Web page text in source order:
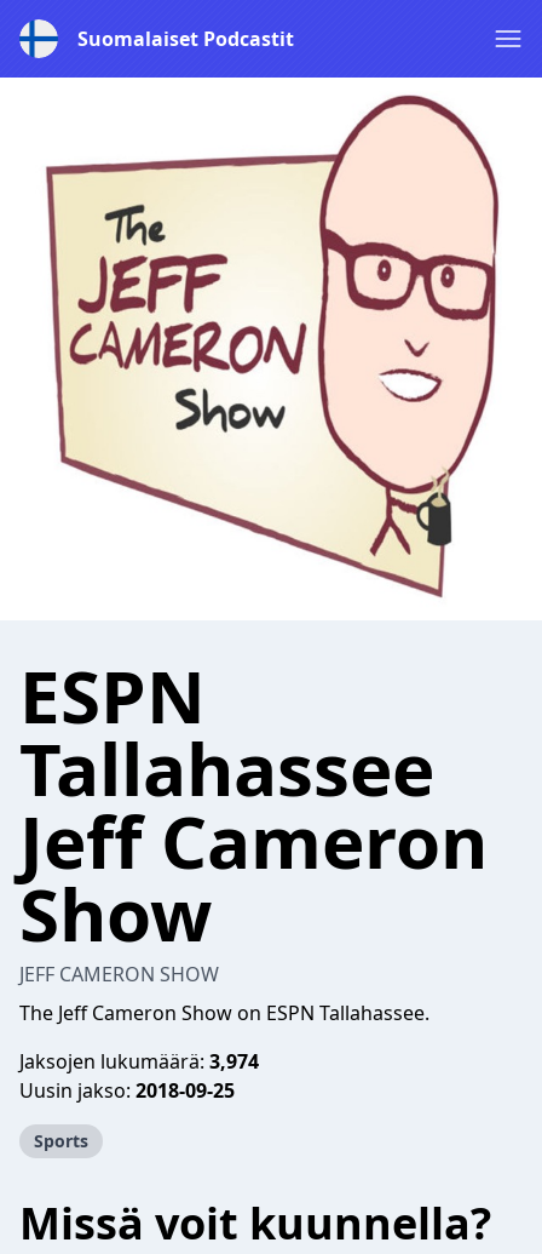
Suomalaiset Podcastit
ESPN
Tallahassee
Jeff Cameron
Show
JEFF CAMERON SHOW
The Jeff Cameron Show on ESPN Tallahassee.
Jaksojen lukumäärä: 3,974
Uusin jakso: 2018-09-25
Sports
Missä voit kuunnella?